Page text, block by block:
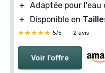
＋ Adaptée pour l'eau
＋
Disponible en
★★★★★
★★★★★ 5/5 — 2 avis
Voir l'offre